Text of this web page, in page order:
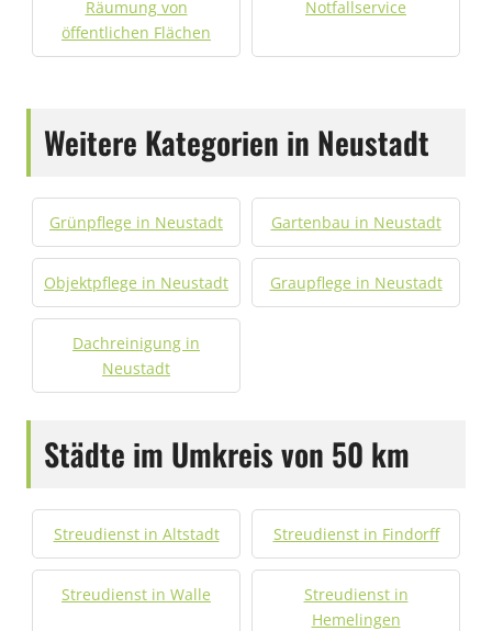
Räumung von
öffentlichen Flächen
Notfallservice
Weitere Kategorien in Neustadt
Grünpflege in Neustadt Gartenbau in Neustadt
Objektpflege in Neustadt Graupflege in Neustadt
Dachreinigung in
Neustadt
Städte im Umkreis von 50 km
Streudienst in Altstadt Streudienst in Findorff
Streudienst in Walle
Streudienst in
Hemelingen